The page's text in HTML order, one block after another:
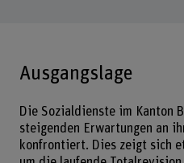
Ausgangslage
Die Sozialdienste im Kanton
steigenden Erwartungen an
konfrontiert. Dies zeigt sich